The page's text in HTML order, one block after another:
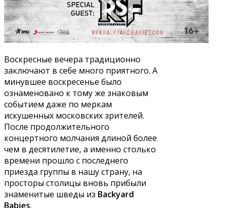
Воскресные вечера традиционно
заключают в себе много приятного. А
минувшее воскресенье было
ознаменовано к тому же знаковым
событием даже по меркам
искушенных московских зрителей.
После продолжительного
концертного молчания длиной более
чем в десятилетие, а именно столько
времени прошло с последнего
приезда группы в нашу страну, на
просторы столицы вновь прибыли
знаменитые шведы из Backyard
Babies.